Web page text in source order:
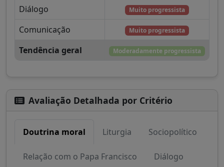
Diálogo Muito progressista
Comunicação Muito progressista
Tendência geral Moderadamente progressista
Avaliação Detalhada por Critério
Doutrina moral Liturgia Sociopolítico
Relação com o Papa Francisco Diálogo